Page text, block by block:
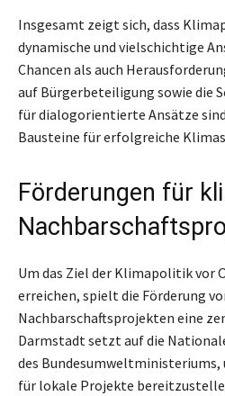
Insgesamt zeigt sich, dass
dynamische und vielschichtige
Chancen als auch
auf Bürgerbeteiligung sowie die
für dialogorientierte Ansätze
Bausteine für erfolgreiche
Förderungen für
Um das Ziel der Klimapolitik vor
erreichen, spielt die Förderung
Nachbarschaftsprojekten eine
Darmstadt setzt auf die
des
für lokale Projekte